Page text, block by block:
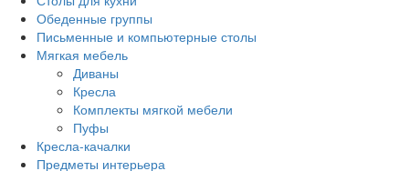
Обеденные группы
Письменные и компьютерные столы
Мягкая мебель
Диваны
Кресла
Комплекты мягкой мебели
Пуфы
Кресла-качалки
Предметы интерьера